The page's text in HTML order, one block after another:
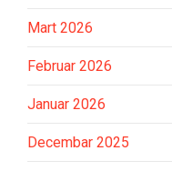
Mart 2026
Februar 2026
Januar 2026
Decembar 2025